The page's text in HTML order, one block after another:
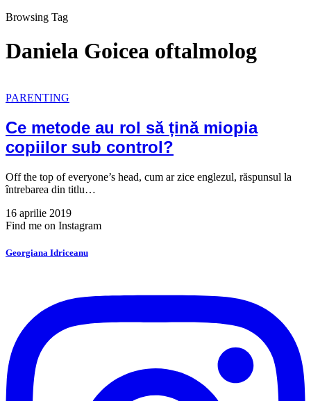
Browsing Tag
Daniela Goicea oftalmolog
PARENTING
Ce metode au rol să țină miopia
copiilor sub control?
Off the top of everyone’s head, cum ar zice englezul, răspunsul la
întrebarea din titlu…
16 aprilie 2019
Find me on Instagram
Georgiana Idriceanu